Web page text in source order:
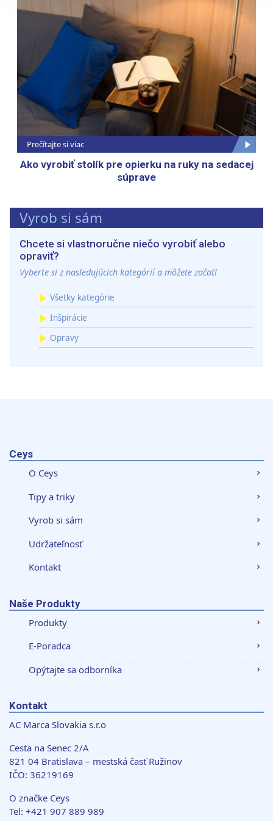
sociálnych médií a analýzu návštevnosti používame
súbory cookie. Informácie o tom, ako používate naše
webové stránky, poskytujeme aj našim partnerom v
oblasti sociálnych médií, inzercie a analýzy. Títo partneri
môžu príslušné informácie skombinovať s ďalšími
údajmi, ktoré ste im poskytli alebo ktoré od vás získali,
keď ste používali ich služby.
Prečítajte si viac
Ako vyrobiť stolík pre opierku na ruky na sedacej
súprave
Vyrob si sám
Chcete si vlastnoručne niečo vyrobiť alebo
opraviť?
Vyberte si z nasledujúcich kategórií a môžete začať!
Všetky kategórie
Inšpirácie
Opravy
Ceys
O Ceys
Tipy a triky
Vyrob si sám
Udržateľnosť
Kontakt
Naše Produkty
Produkty
E-Poradca
Opýtajte sa odborníka
Kontakt
AC Marca Slovakia s.r.o
Cesta na Senec 2/A
821 04 Bratislava – mestská časť Ružinov
IČO: 36219169
O značke Ceys
Tel: +421 907 889 989